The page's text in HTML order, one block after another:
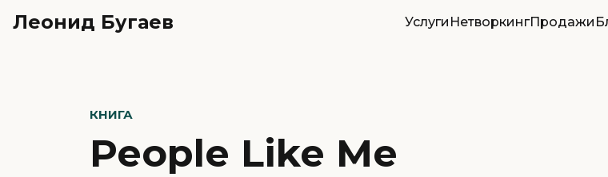
Леонид Бугаев Услуги НетворкингПродажи
КНИГА
People Like Me